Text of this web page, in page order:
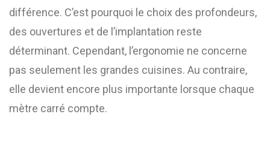
différence. C’est pourquoi le choix des profondeurs,
des ouvertures et de l’implantation reste
déterminant. Cependant, l’ergonomie ne concerne
pas seulement les grandes cuisines. Au contraire,
elle devient encore plus importante lorsque chaque
mètre carré compte.